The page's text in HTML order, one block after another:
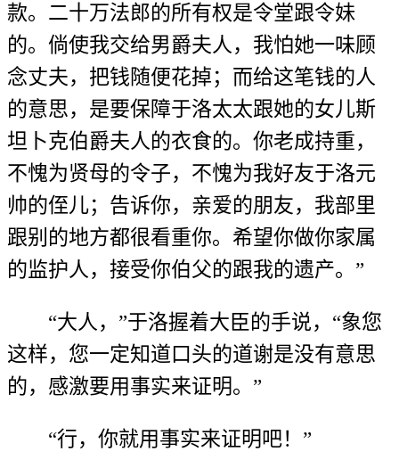
款。二十万法郎的所有权是令堂跟令妹
的。倘使我交给男爵夫人，我怕她一味顾
念丈夫，把钱随便花掉；而给这笔钱的人
的意思，是要保障于洛太太跟她的女儿斯
坦卜克伯爵夫人的衣食的。你老成持重，
不愧为贤母的令子，不愧为我好友于洛元
帅的侄儿；告诉你，亲爱的朋友，我部里
跟别的地方都很看重你。希望你做你家属
的监护人，接受你伯父的跟我的遗产。”
“大人，”于洛握着大臣的手说，“象您
这样，您一定知道口头的道谢是没有意思
的，感激要用事实来证明。”
“行，你就用事实来证明吧！”